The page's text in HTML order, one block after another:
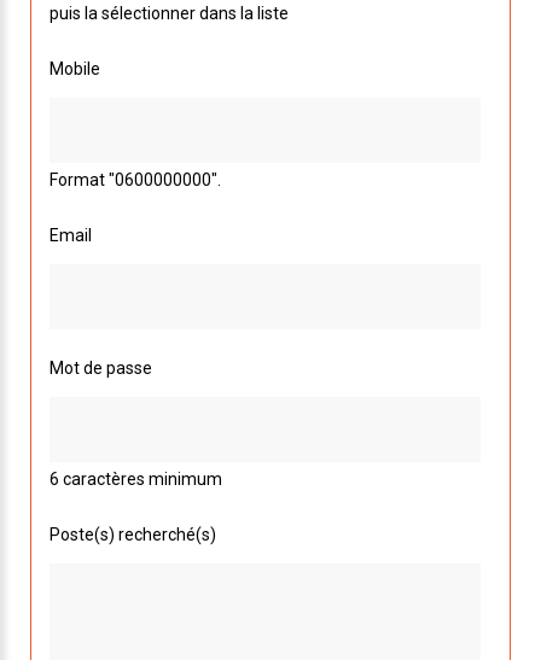
puis la sélectionner dans la liste
Mobile
Format "0600000000".
Email
Mot de passe
6 caractères minimum
Poste(s) recherché(s)